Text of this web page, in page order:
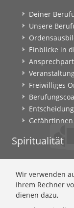
Deiner
Unsere
Einblicke in
Freiwilliges
Gefährtinnen
Spiritualität
Ignatianisch
Ignatianisch
Mary-Ward:
Wir verwenden
Ihrem Rechner
dienen dazu,